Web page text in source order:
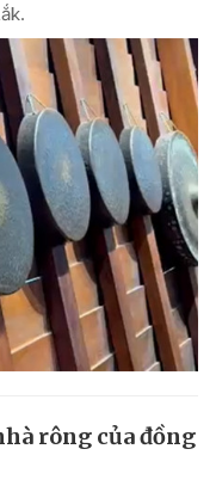
rông của đồng